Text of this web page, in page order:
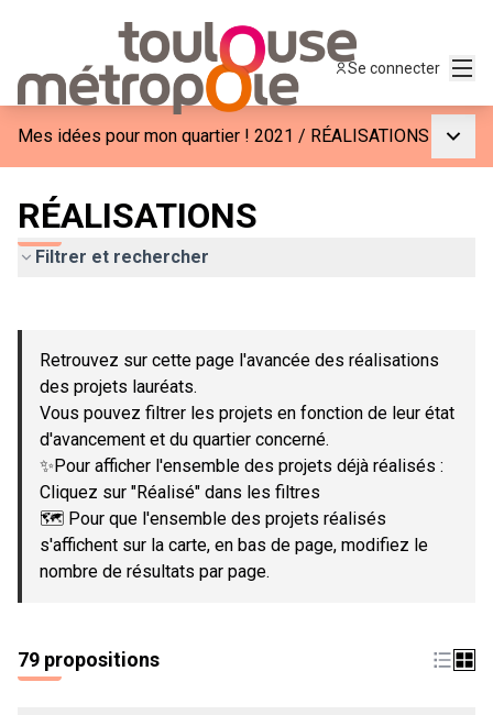
Se connecter
Mes idées pour mon quartier ! 2021 / RÉALISATIONS
RÉALISATIONS
Filtrer et rechercher
−
Retrouvez sur cette page l'avancée des réalisations
des projets lauréats.
Vous pouvez filtrer les projets en fonction de leur état
d'avancement et du quartier concerné.
✨Pour afficher l'ensemble des projets déjà réalisés :
Cliquez sur "Réalisé" dans les filtres
🗺️ Pour que l'ensemble des projets réalisés
s'affichent sur la carte, en bas de page, modifiez le
nombre de résultats par page.
79 propositions